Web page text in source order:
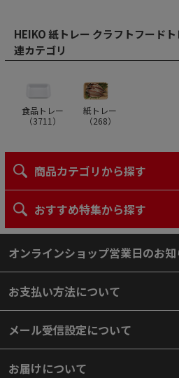
HEIKO 紙トレー クラフトフード
連カテゴリ
食品トレー
（3711 ）
紙トレー
（268）
商品カテゴリから探す
おすすめ特集から探す
オンラインショップ営業日のお知
お支払い方法について
メール受信設定について
お届けについて